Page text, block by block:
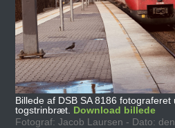
Billede af DSB SA 8186
togstrinbræt. Download billede
Fotograf: Jacob Laursen - Dato: